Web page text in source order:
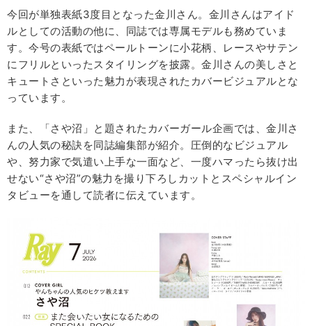
今回が単独表紙3度目となった金川さん。金川さんはアイド
ルとしての活動の他に、同誌では専属モデルも務めていま
す。今号の表紙ではペールトーンに小花柄、レースやサテン
にフリルといったスタイリングを披露。金川さんの美しさと
キュートさといった魅力が表現されたカバービジュアルとな
っています。
また、「さや沼」と題されたカバーガール企画では、金川さ
んの人気の秘訣を同誌編集部が紹介。圧倒的なビジュアル
や、努力家で気遣い上手な一面など、一度ハマったら抜け出
せない“さや沼”の魅力を撮り下ろしカットとスペシャルイン
タビューを通して読者に伝えています。